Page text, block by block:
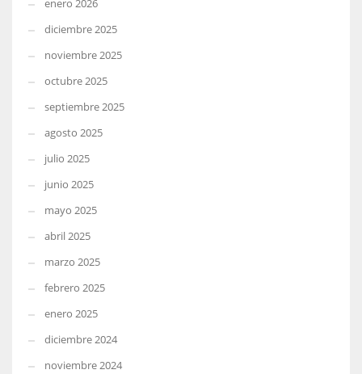
enero 2026
diciembre 2025
noviembre 2025
octubre 2025
septiembre 2025
agosto 2025
julio 2025
junio 2025
mayo 2025
abril 2025
marzo 2025
febrero 2025
enero 2025
diciembre 2024
noviembre 2024